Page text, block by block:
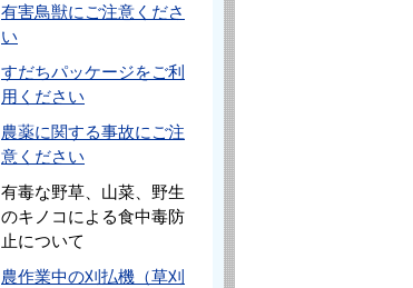
有害鳥獣にご注意くださ
い
すだちパッケージをご利
用ください
農薬に関する事故にご注
意ください
有毒な野草、山菜、野生
のキノコによる食中毒防
止について
農作業中の刈払機（草刈